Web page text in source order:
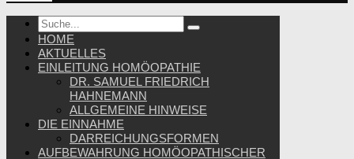
HOME
AKTUELLES
EINLEITUNG HOMÖOPATHIE
DR. SAMUEL FRIEDRICH
HAHNEMANN
ALLGEMEINE HINWEISE
DIE EINNAHME
DARREICHUNGSFORMEN
AUFBEWAHRUNG HOMÖOPATHISCHER